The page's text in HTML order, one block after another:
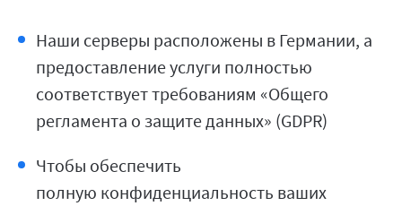
Наши серверы расположены в Германии, а
предоставление услуги полностью
соответствует требованиям «Общего
регламента о защите данных» (GDPR)
Чтобы обеспечить
полную конфиденциальность ваших